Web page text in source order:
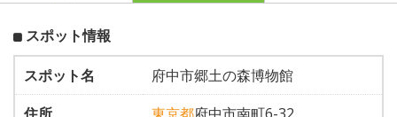
スポット情報
スポット名
府中市郷土の森博物館